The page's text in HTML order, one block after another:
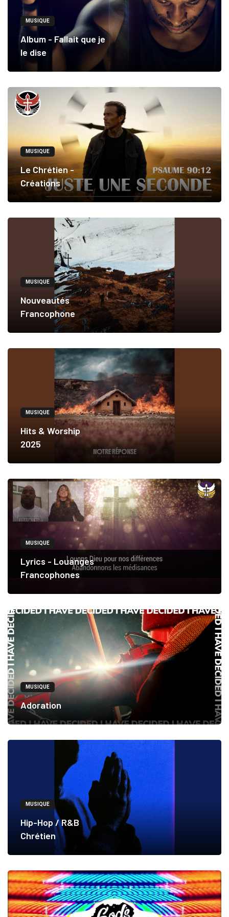
MUSIQUE
Album - Fallait que je
le dise
MUSIQUE
Le Chrétien -
Créations
MUSIQUE
Nouveautés
Francophone
MUSIQUE
Hits & Worship
2025
MUSIQUE
Lyrics - Louanges
Francophones
MUSIQUE
Adoration
MUSIQUE
Hip-Hop / R&B
Chrétien